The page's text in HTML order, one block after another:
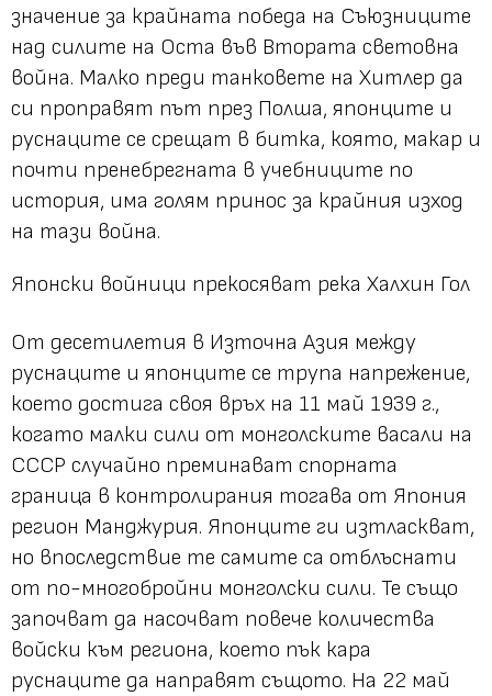
значение за крайната победа на Съюзниците
над силите на Оста във Втората световна
война. Малко преди танковете на Хитлер да
си проправят път през Полша, японците и
руснаците се срещат в битка, която, макар и
почти пренебрегната в учебниците по
история, има голям принос за крайния изход
на тази война.
Японски войници прекосяват река Халхин Гол
Oт десетилетия в Източна Азия между
руснаците и японците се трупa напрежение,
което достига своя връх на 11 май 1939 г.,
когато малки сили от монголските васали на
СССР случайно преминават спорната
граница в контролирания тогава от Япония
регион Манджурия. Японците ги изтласкват,
но впоследствие те самите са отблъснати
от по-многобройни монголски сили. Те също
започват да насочват повече количества
войски към региона, което пък кара
руснаците да направят същото. На 22 май